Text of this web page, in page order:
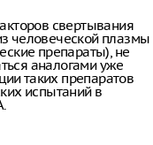
свертывания
человеческой плазмы
препараты), не
аналогами уже
таких препаратов
испытаний в